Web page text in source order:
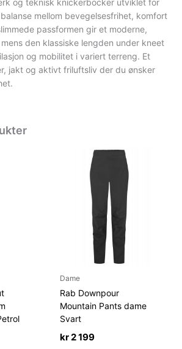
og teknisk knickerbocker utviklet for
mellom bevegelsesfrihet, komfort
passformen gir et moderne,
den klassiske lengden under kneet
og mobilitet i variert terreng. Et
jakt og aktivt friluftsliv der du ønsker
Dame
Rab Downpour
Mountain Pants dame
Svart
kr 2 199